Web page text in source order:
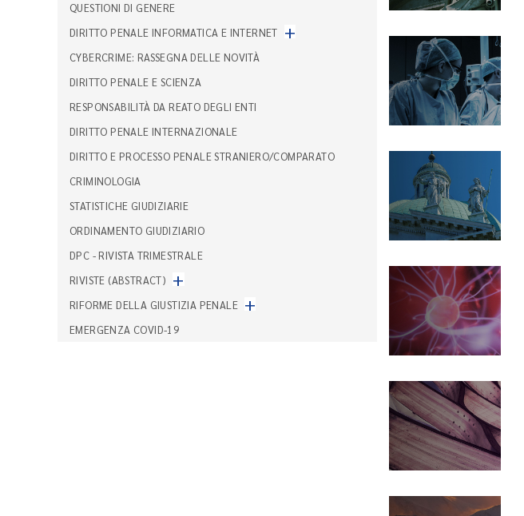
QUESTIONI DI GENERE
DIRITTO PENALE INFORMATICA E INTERNET +
CYBERCRIME: RASSEGNA DELLE NOVITÀ
DIRITTO PENALE E SCIENZA
RESPONSABILITÀ DA REATO DEGLI ENTI
DIRITTO PENALE INTERNAZIONALE
DIRITTO E PROCESSO PENALE STRANIERO/COMPARATO
CRIMINOLOGIA
STATISTICHE GIUDIZIARIE
ORDINAMENTO GIUDIZIARIO
DPC - RIVISTA TRIMESTRALE
RIVISTE (ABSTRACT) +
RIFORME DELLA GIUSTIZIA PENALE +
EMERGENZA COVID-19